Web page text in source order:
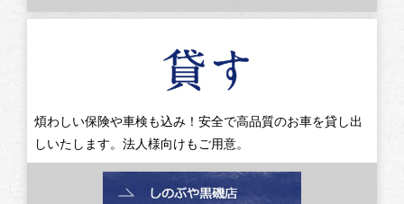
煩わしい保険や車検も込み！安全で高品質のお車を貸し出
しいたします。法人様向けもご用意。